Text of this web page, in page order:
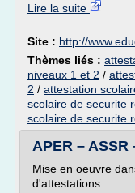
Lire la suite
Site : http://
Thèmes liés :
niveaux 1 et 2 /
2 / attestation
scolaire de securite
scolaire de securite
APER –
Mise en oeuvre
d'attestations